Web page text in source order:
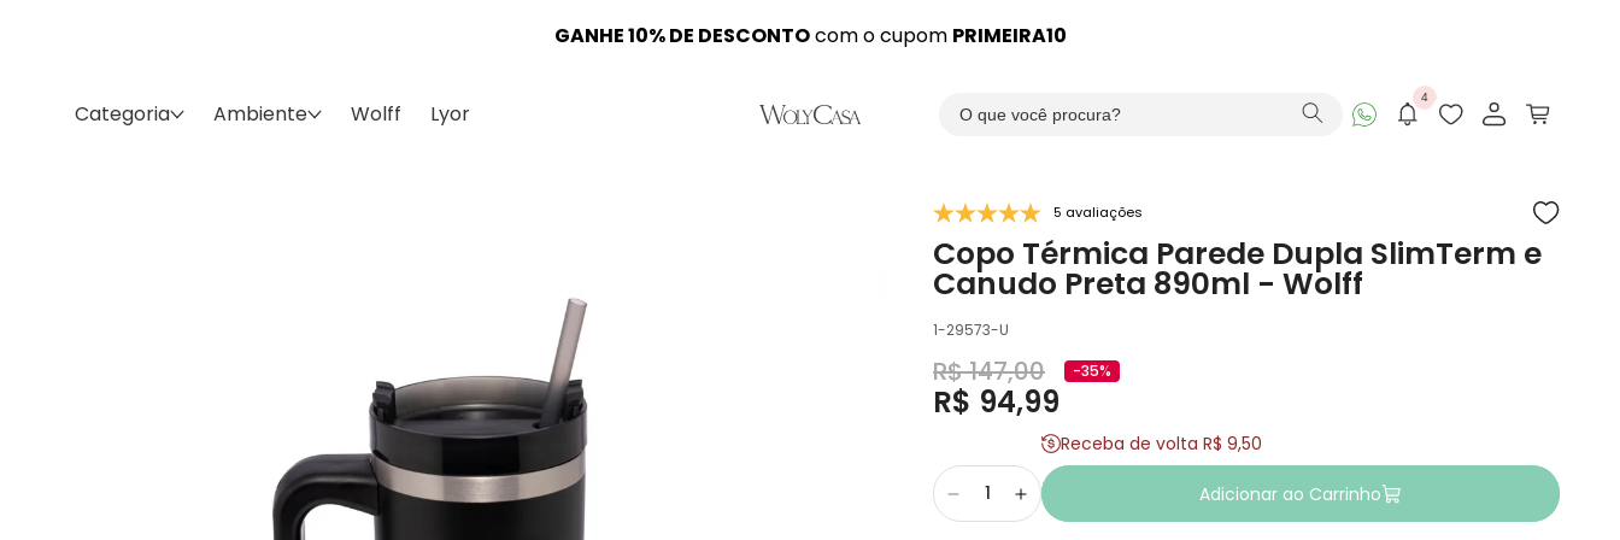
A loja oficial das marcasWOLFF,LYOReROJEMAC PROFISSIONAL
GANHE 10% DE DESCONTOcom o cupom PRIMEIRA10
GANHE MAIS 5% DE DESCONTOno PIX
Em até12x SEM JUROS
Categoria Ambiente Wolff Lyor Pesquisar 4
Carrinho
5 avaliações
Copo Térmica Parede Dupla SlimTerm e
Canudo Preta 890ml - Wolff
SKU:
1-29573-U
Preço
normal
R$ 147,00 -35%
Preço
promocional
R$ 94,99
Diminuir
a
Aumentar
Receba de volta R$ 9,50
Adicionar ao Carrinho